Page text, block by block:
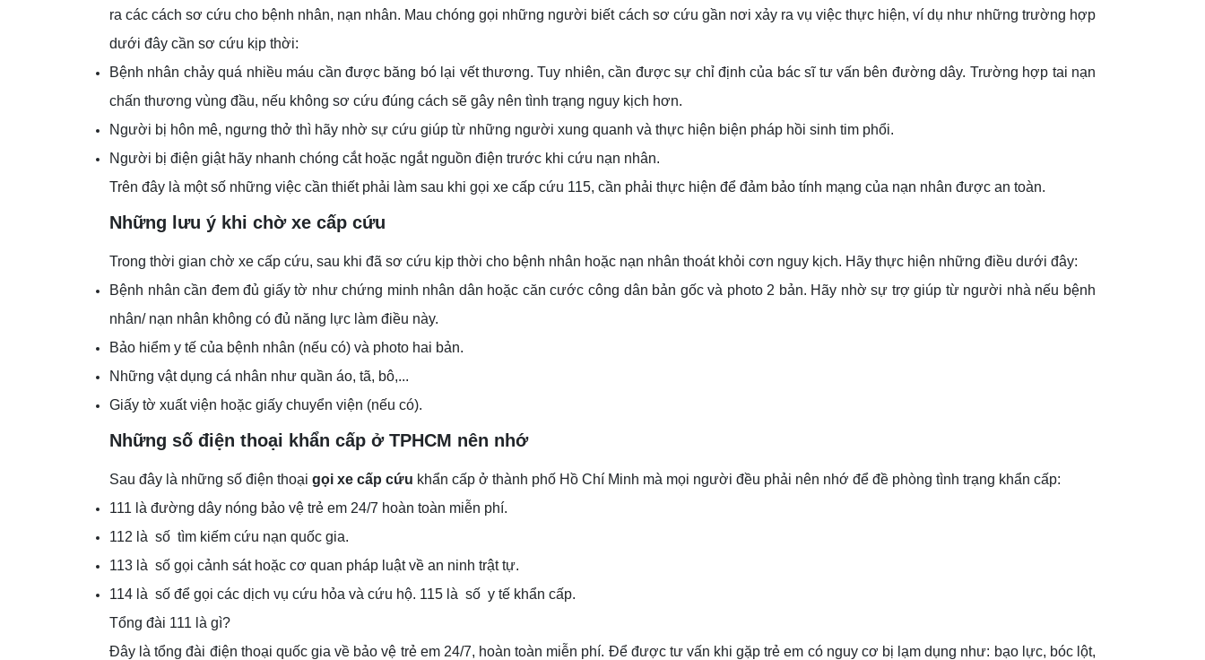
ra các cách sơ cứu cho bệnh nhân, nạn nhân. Mau chóng gọi những người biết cách sơ cứu gần nơi xảy ra vụ việc thực hiện, ví dụ như những trường hợp
dưới đây cần sơ cứu kịp thời:
Bệnh nhân chảy quá nhiều máu cần được băng bó lại vết thương. Tuy nhiên, cần được sự chỉ định của bác sĩ tư vấn bên đường dây. Trường hợp tai nạn
chấn thương vùng đầu, nếu không sơ cứu đúng cách sẽ gây nên tình trạng nguy kịch hơn.
Người bị hôn mê, ngưng thở thì hãy nhờ sự cứu giúp từ những người xung quanh và thực hiện biện pháp hồi sinh tim phổi.
Người bị điện giật hãy nhanh chóng cắt hoặc ngắt nguồn điện trước khi cứu nạn nhân.
Trên đây là một số những việc cần thiết phải làm sau khi gọi xe cấp cứu 115, cần phải thực hiện để đảm bảo tính mạng của nạn nhân được an toàn.
Những lưu ý khi chờ xe cấp cứu
Trong thời gian chờ xe cấp cứu, sau khi đã sơ cứu kịp thời cho bệnh nhân hoặc nạn nhân thoát khỏi cơn nguy kịch. Hãy thực hiện những điều dưới đây:
Bệnh nhân cần đem đủ giấy tờ như chứng minh nhân dân hoặc căn cước công dân bản gốc và photo 2 bản. Hãy nhờ sự trợ giúp từ người nhà nếu bệnh
nhân/ nạn nhân không có đủ năng lực làm điều này.
Bảo hiểm y tế của bệnh nhân (nếu có) và photo hai bản.
Những vật dụng cá nhân như quần áo, tã, bô,...
Giấy tờ xuất viện hoặc giấy chuyển viện (nếu có).
Những số điện thoại khẩn cấp ở TPHCM nên nhớ
Sau đây là những số điện thoại gọi xe cấp cứu khẩn cấp ở thành phố Hồ Chí Minh mà mọi người đều phải nên nhớ để đề phòng tình trạng khẩn cấp:
111 là đường dây nóng bảo vệ trẻ em 24/7 hoàn toàn miễn phí.
112 là số tìm kiếm cứu nạn quốc gia.
113 là số gọi cảnh sát hoặc cơ quan pháp luật về an ninh trật tự.
114 là số để gọi các dịch vụ cứu hỏa và cứu hộ. 115 là số y tế khẩn cấp.
Tổng đài 111 là gì?
Đây là tổng đài điện thoại quốc gia về bảo vệ trẻ em 24/7, hoàn toàn miễn phí. Để được tư vấn khi gặp trẻ em có nguy cơ bị lạm dụng như: bạo lực, bóc lột,